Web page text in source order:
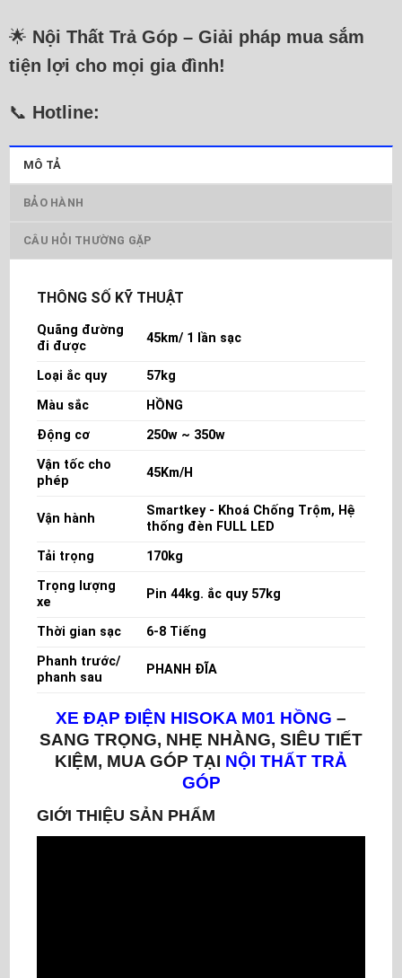
🌟 Nội Thất Trả Góp – Giải pháp mua sắm
tiện lợi cho mọi gia đình!
📞 Hotline:
MÔ TẢ
BẢO HÀNH
CÂU HỎI THƯỜNG GẶP
THÔNG SỐ KỸ THUẬT
Quãng đường
đi được
45km/ 1 lần sạc
Loại ắc quy
57kg
Màu sắc
HỒNG
Động cơ
250w ~ 350w
Vận tốc cho
phép
45Km/H
Vận hành
Smartkey - Khoá Chống Trộm, Hệ
thống đèn FULL LED
Tải trọng
170kg
Trọng lượng
xe
Pin 44kg. ắc quy 57kg
Thời gian sạc
6-8 Tiếng
Phanh trước/
phanh sau
PHANH ĐĨA
XE ĐẠP ĐIỆN HISOKA M01 HỒNG –
SANG TRỌNG, NHẸ NHÀNG, SIÊU TIẾT
KIỆM, MUA GÓP TẠI NỘI THẤT TRẢ
GÓP
GIỚI THIỆU SẢN PHẨM